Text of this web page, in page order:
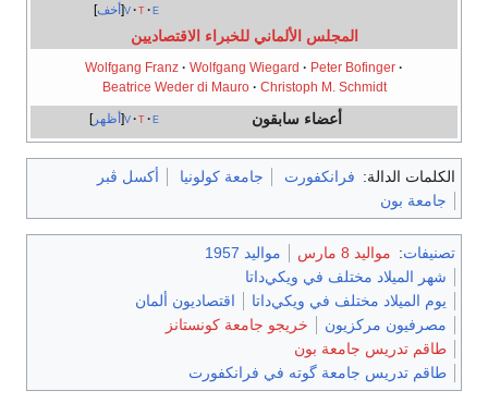
أخف v t e
المجلس الألماني للخبراء الاقتصاديين
Wolfgang Franz · Wolfgang Wiegard · Peter Bofinger ·
Beatrice Weder di Mauro · Christoph M. Schmidt
أظهر v t e أعضاء سابقون
الكلمات الدالة: فرانكفورت جامعة كولونيا
أكسل ڤبر
جامعة بون
تصنيفات: مواليد 8 مارس
مواليد 1957
شهر الميلاد مختلف في ويكي‌داتا
يوم الميلاد مختلف في ويكي‌داتا
اقتصاديون ألمان
مصرفيون مركزيون
خريجو جامعة كونستانز
طاقم تدريس جامعة بون
طاقم تدريس جامعة گوته في فرانكفورت